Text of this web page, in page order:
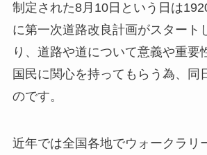
制定された8月10日という日は
に第一次道路改良計画がスタート
り、道路や道について意義や重要
国民に関心を持ってもらう為、同
のです。
近年では全国各地でウォークラリ